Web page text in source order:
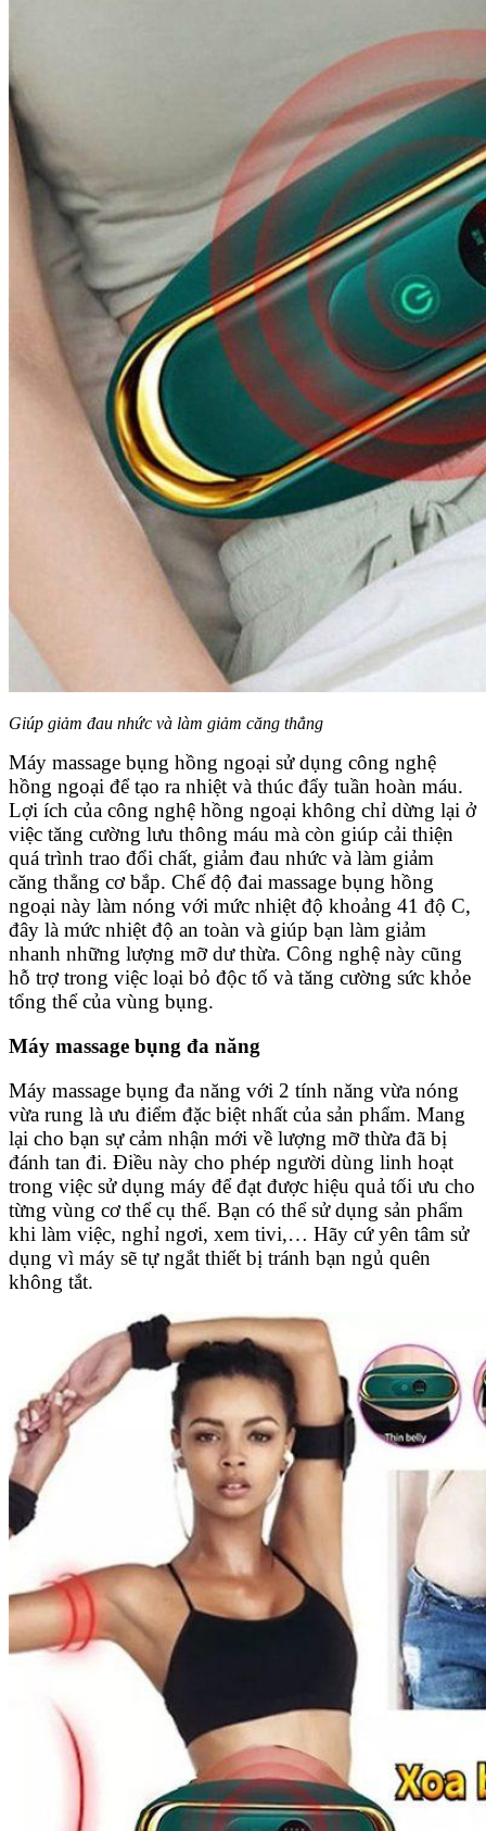
Giúp giảm đau nhức và làm giảm căng thẳng
Máy massage bụng hồng ngoại sử dụng công nghệ
hồng ngoại để tạo ra nhiệt và thúc đẩy tuần hoàn máu.
Lợi ích của công nghệ hồng ngoại không chỉ dừng lại ở
việc tăng cường lưu thông máu mà còn giúp cải thiện
quá trình trao đổi chất, giảm đau nhức và làm giảm
căng thẳng cơ bắp. Chế độ đai massage bụng hồng
ngoại này làm nóng với mức nhiệt độ khoảng 41 độ C,
đây là mức nhiệt độ an toàn và giúp bạn làm giảm
nhanh những lượng mỡ dư thừa. Công nghệ này cũng
hỗ trợ trong việc loại bỏ độc tố và tăng cường sức khỏe
tổng thể của vùng bụng.
Máy massage bụng đa năng
Máy massage bụng đa năng với 2 tính năng vừa nóng
vừa rung là ưu điểm đặc biệt nhất của sản phẩm. Mang
lại cho bạn sự cảm nhận mới về lượng mỡ thừa đã bị
đánh tan đi. Điều này cho phép người dùng linh hoạt
trong việc sử dụng máy để đạt được hiệu quả tối ưu cho
từng vùng cơ thể cụ thể. Bạn có thể sử dụng sản phẩm
khi làm việc, nghỉ ngơi, xem tivi,… Hãy cứ yên tâm sử
dụng vì máy sẽ tự ngắt thiết bị tránh bạn ngủ quên
không tắt.